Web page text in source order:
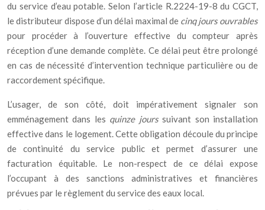
du service d’eau potable. Selon l’article R.2224-19-8 du CGCT,
le distributeur dispose d’un délai maximal de cinq jours ouvrables
pour procéder à l’ouverture effective du compteur après
réception d’une demande complète. Ce délai peut être prolongé
en cas de nécessité d’intervention technique particulière ou de
raccordement spécifique.
L’usager, de son côté, doit impérativement signaler son
emménagement dans les quinze jourssuivant son installation
effective dans le logement. Cette obligation découle du principe
de continuité du service public et permet d’assurer une
facturation équitable. Le non-respect de ce délai expose
l’occupant à des sanctions administratives et financières
prévues par le règlement du service des eaux local.